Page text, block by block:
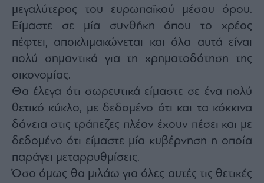
μεγαλύτερος του ευρωπαϊκού μέσου όρου.
Είμαστε σε μία συνθήκη όπου το χρέος
πέφτει, αποκλιμακώνεται και όλα αυτά είναι
πολύ σημαντικά για τη χρηματοδότηση της
οικονομίας.
Θα έλεγα ότι σωρευτικά είμαστε σε ένα πολύ
θετικό κύκλο, με δεδομένο ότι και τα κόκκινα
δάνεια στις τράπεζες πλέον έχουν πέσει και με
δεδομένο ότι είμαστε μία κυβέρνηση η οποία
παράγει μεταρρυθμίσεις.
Όσο όμως θα μιλάω για όλες αυτές τις θετικές